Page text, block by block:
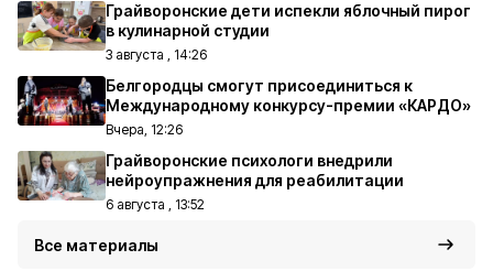
Грайворонские дети испекли яблочный пирог
в кулинарной студии
3 августа , 14:26
Белгородцы смогут присоединиться к
Международному конкурсу-премии «КАРДО»
Вчера, 12:26
Грайворонские психологи внедрили
нейроупражнения для реабилитации
6 августа , 13:52
Все материалы